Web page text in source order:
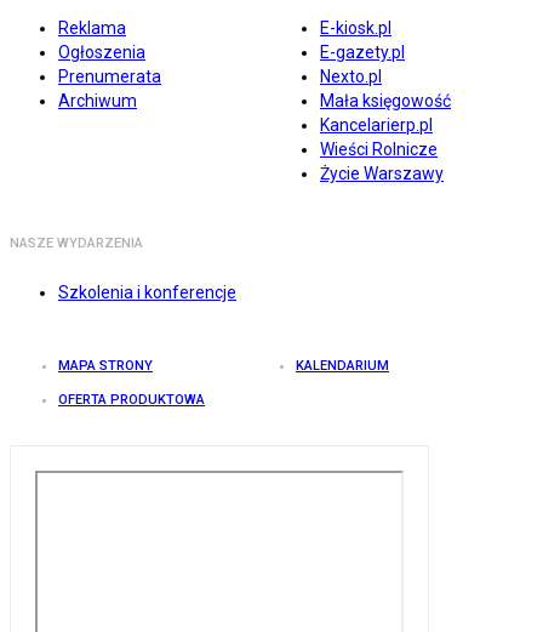
Reklama
Ogłoszenia
Prenumerata
Archiwum
E-kiosk.pl
E-gazety.pl
Nexto.pl
Mała księgowość
Kancelarierp.pl
Wieści Rolnicze
Życie Warszawy
NASZE WYDARZENIA
Szkolenia i konferencje
MAPA STRONY KALENDARIUM
OFERTA PRODUKTOWA